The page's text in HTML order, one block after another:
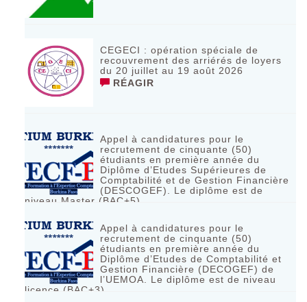
CEGECI : opération spéciale de
recouvrement des arriérés de loyers
du 20 juillet au 19 août 2026
RÉAGIR
Appel à candidatures pour le
recrutement de cinquante (50)
étudiants en première année du
Diplôme d’Etudes Supérieures de
Comptabilité et de Gestion Financière
(DESCOGEF). Le diplôme est de
niveau Master (BAC+5)
Appel à candidatures pour le
recrutement de cinquante (50)
étudiants en première année du
Diplôme d’Etudes de Comptabilité et
Gestion Financière (DECOGEF) de
l’UEMOA. Le diplôme est de niveau
licence (BAC+3)